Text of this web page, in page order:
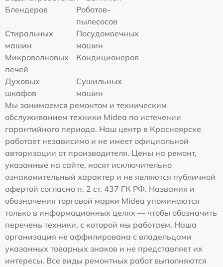
Блендеров
Роботов-
пылесосов
Стиральных
машин
Посудомоечных
машин
Микроволновых
печей
Кондиционеров
Духовых
шкафов
Сушильных
машин
Мы занимаемся ремонтом и техническим
обслуживанием техники Midea по истечении
гарантийного периода. Наш центр в Красноярске
работает независимо и не имеет официальной
авторизации от производителя. Цены на ремонт,
указанные на сайте, носят исключительно
ознакомительный характер и не являются публичной
офертой согласно п. 2 ст. 437 ГК РФ. Названия и
обозначения торговой марки Midea упоминаются
только в информационных целях — чтобы обозначить
перечень техники, с которой мы работаем. Наша
организация не аффилирована с владельцами
указанных товарных знаков и не представляет их
интересы. Все виды ремонтных работ выполняются